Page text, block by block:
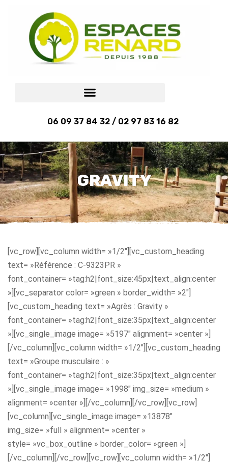
06 09 37 84 32 / 02 97 83 16 82
GRAVITY
[vc_row][vc_column width= »1/2″][vc_custom_heading
text= »Référence : C-9323PR »
font_container= »tag:h2|font_size:45px|text_align:center
»][vc_separator color= »green » border_width= »2″]
[vc_custom_heading text= »Agrès : Gravity »
font_container= »tag:h2|font_size:35px|text_align:center
»][vc_single_image image= »5197″ alignment= »center »]
[/vc_column][vc_column width= »1/2″][vc_custom_heading
text= »Groupe musculaire : »
font_container= »tag:h2|font_size:35px|text_align:center
»][vc_single_image image= »1998″ img_size= »medium »
alignment= »center »][/vc_column][/vc_row][vc_row]
[vc_column][vc_single_image image= »13878″
img_size= »full » alignment= »center »
style= »vc_box_outline » border_color= »green »]
[/vc_column][/vc_row][vc_row][vc_column width= »1/2″]